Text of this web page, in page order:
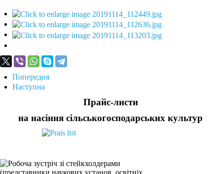
Попередня
Наступна
Прайс-листи
на насіння сільськогосподарських культур